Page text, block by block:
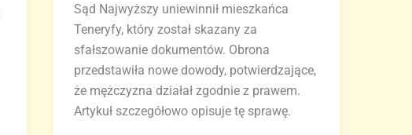
Sąd Najwyższy uniewinnił mieszkańca
Teneryfy, który został skazany za
sfałszowanie dokumentów. Obrona
przedstawiła nowe dowody, potwierdzające,
że mężczyzna działał zgodnie z prawem.
Artykuł szczegółowo opisuje tę sprawę.